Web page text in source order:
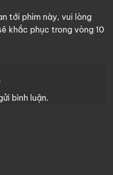
tới phim này, vui lòng
khắc phục trong vòng 10
bình luận.